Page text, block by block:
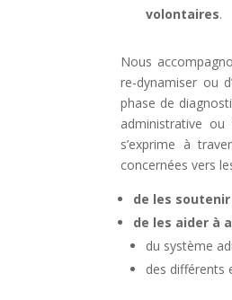
volontaires.
Nous
re-dynamiser ou
phase de
administrative
s’exprime à
concernées vers
de les
de les aider à
du système
des différents